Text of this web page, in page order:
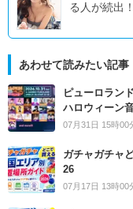
る人が続出
あわせて読みたい記事
ピューロラン
ハロウィーン
07月31日 15時00
ガチャガチャ
26
07月17日 13時00